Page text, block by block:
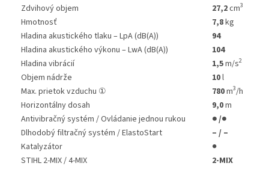
Zdvihový objem 27,2cm3
Hmotnosť 7,8kg
Hladina akustického tlaku – LpA (dB(A))
94
Hladina akustického výkonu – LwA (dB(A))
104
Hladina vibrácií
1,5m/s2
Objem nádrže 10l
Max. prietok vzduchu ①
780m3/h
Horizontálny dosah
9,0m
Antivibračný systém / Ovládanie jednou rukou
● /●
Dlhodobý filtračný systém / ElastoStart
– / –
Katalyzátor
●
STIHL 2-MIX / 4-MIX
2-MIX